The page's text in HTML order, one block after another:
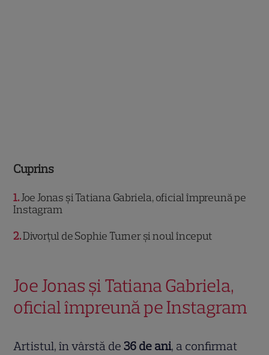
Cuprins
1 Joe Jonas și Tatiana Gabriela, oficial împreună pe
Instagram
2 Divorțul de Sophie Turner și noul început
Joe Jonas și Tatiana Gabriela,
oficial împreună pe Instagram
Artistul, în vârstă de36 de ani, a confirmat